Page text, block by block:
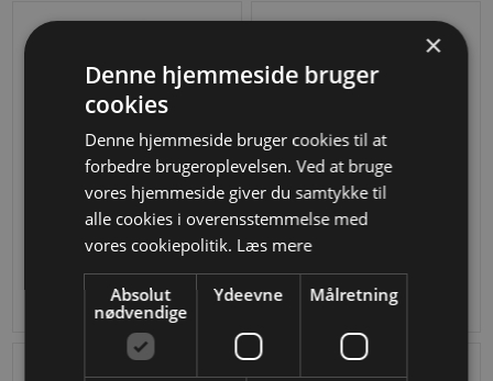
DKK 15,71
×
Denne hjemmeside bruger
cookies
Denne hjemmeside bruger cookies til at
forbedre brugeroplevelsen. Ved at bruge
vores hjemmeside giver du samtykke til
alle cookies i overensstemmelse med
vores cookiepolitik. Læs mere
Absolut
nødvendige
Ydeevne Målretning